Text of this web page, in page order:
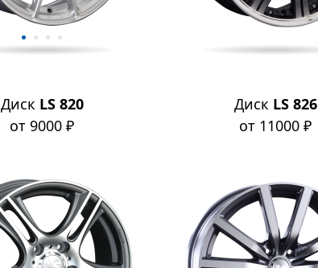
Диск LS 820
от 9000 ₽
Диск LS 826
от 11000 ₽